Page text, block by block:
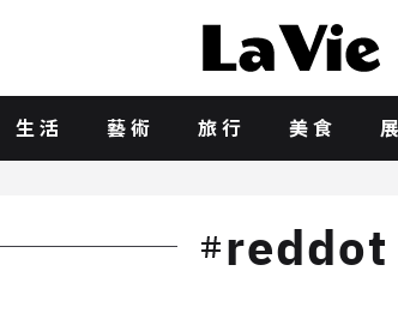
生活 藝術 旅行 美食
reddot